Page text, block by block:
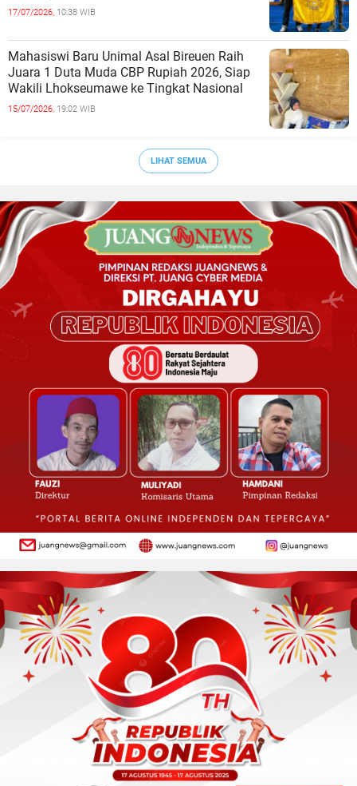
17/07/2026, 10:38 WIB
Mahasiswi Baru Unimal Asal Bireuen Raih
Juara 1 Duta Muda CBP Rupiah 2026, Siap
Wakili Lhokseumawe ke Tingkat Nasional
15/07/2026, 19:02 WIB
LIHAT SEMUA